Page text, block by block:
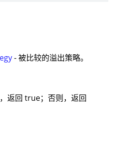
- 被比较的溢出策略。
返回 true；否则，返回